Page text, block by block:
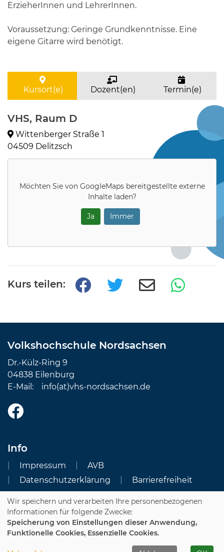
ErzieherInnen und LehrerInnen.
Voraussetzung: Geringe Grundkenntnisse. Eine
eigene Gitarre wird benötigt.
Kursort(e) Dozent(en) Termin(e)
VHS, Raum D
Wittenberger Straße 1
04509 Delitzsch
Möchten Sie von GoogleMapsbereitgestellte externe
Inhalte laden?
Ja Immer
Kurs teilen:
Volkshochschule Nordsachsen
Dr.-Külz-Ring 9
04838 Eilenburg
E-Mail: info(at)vhs-nordsachsen.de
Info
Impressum
AVB
Datenschutzerklärung
Barrierefreiheit
Cookie Einstellungen
Dozenten-Login
Wir speichern und verarbeiten Ihre personenbezogenen
Informationen für folgende Zwecke:
Speicherung von Einstellungen dieser Anwendung,
Funktionelle Cookies, Essenzielle Cookies.